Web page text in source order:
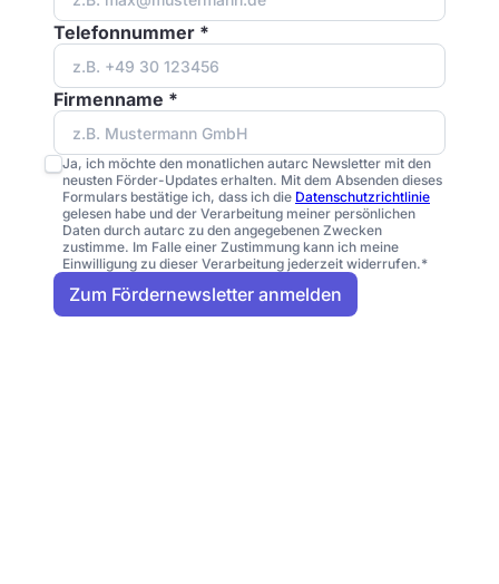
Telefonnummer *
Firmenname *
Ja, ich möchte den monatlichen autarc Newsletter mit den
neusten Förder-Updates erhalten. Mit dem Absenden dieses
Formulars bestätige ich, dass ich die Datenschutzrichtlinie
gelesen habe und der Verarbeitung meiner persönlichen
Daten durch autarc zu den angegebenen Zwecken
zustimme. Im Falle einer Zustimmung kann ich meine
Einwilligung zu dieser Verarbeitung jederzeit widerrufen.*